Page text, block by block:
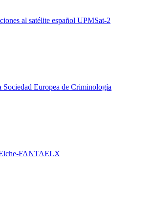
al satélite español UPMSat-2
Europea de Criminología
Elche-FANTAELX